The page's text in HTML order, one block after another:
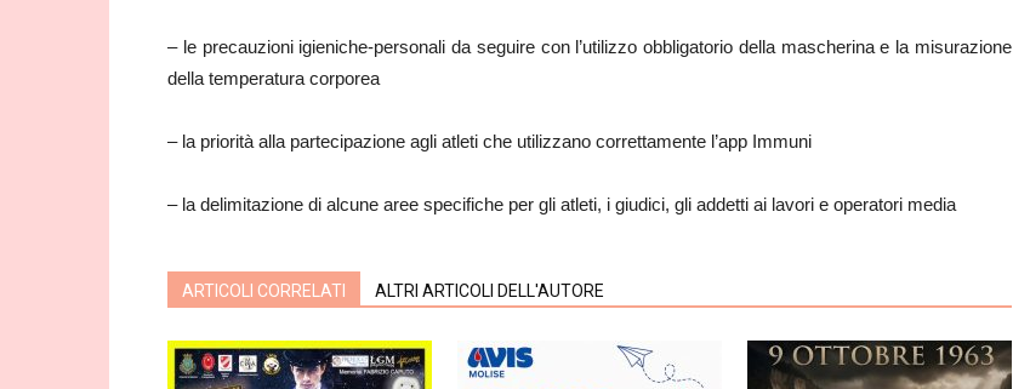
– le precauzioni igieniche-personali da seguire con l’utilizzo obbligatorio della mascherina e la misurazione
della temperatura corporea
– la priorità alla partecipazione agli atleti che utilizzano correttamente l’app Immuni
– la delimitazione di alcune aree specifiche per gli atleti, i giudici, gli addetti ai lavori e operatori media
ARTICOLI CORRELATI ALTRI ARTICOLI DELL'AUTORE